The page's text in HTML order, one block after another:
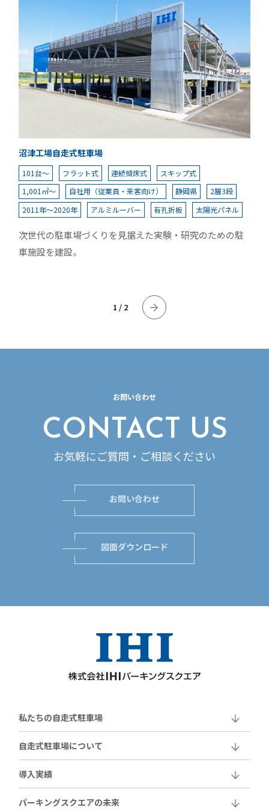
沼津工場自走式駐車場
101台～ フラット式 連続傾床式
スキップ式
1,001㎡～
自社用（従業員・来客向け） 静岡県
2層3段
2011年～2020年
アルミルーバー 有孔折板 太陽光パネル
次世代の駐車場づくりを見据えた実験・研究のための駐
車施設を建設。
1 / 2
お問い合わせ
CONTACT US
お気軽にご質問・ご相談ください
お問い合わせ
図面ダウンロード
私たちの自走式駐車場
自走式駐車場について
導入実績
パーキングスクエアの未来